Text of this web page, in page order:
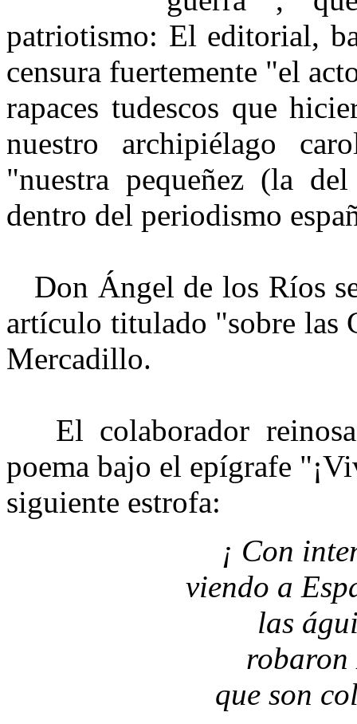
patriotismo: El editorial,
censura fuertemente "el
rapaces tudescos que
nuestro archipiélago
"nuestra pequeñez (la
dentro del periodismo
Don Ángel de los Ríos
artículo titulado "sobre las
Mercadillo.
El colaborador
poema bajo el epígrafe
siguiente estrofa:
¡ Con
viendo a
las
robaron
que son